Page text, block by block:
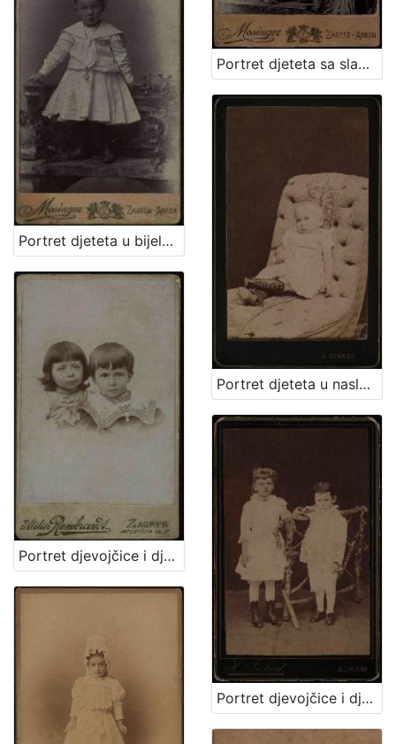
Portret djeteta sa slamnatim šeširom / Mosinger ; [izradio] Artistički zavod Mosinger
Portret djeteta u bijeloj haljinici i tamnim čizmicama / Artistički zavod Mosinger
Portret djeteta u naslonjaču / Ivan Standl
Portret djevojčice i dječaka / Atelier Rembrandt
Portret djevojčice i dječaka / Herrman Fickert